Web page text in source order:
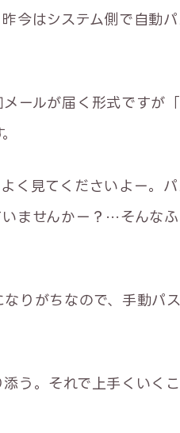
今はシステム側で自動
ールが届く形式ですが
く見てくださいよー。
ませんかー？…そんな
りがちなので、手動パ
う。それで上手くいくこ